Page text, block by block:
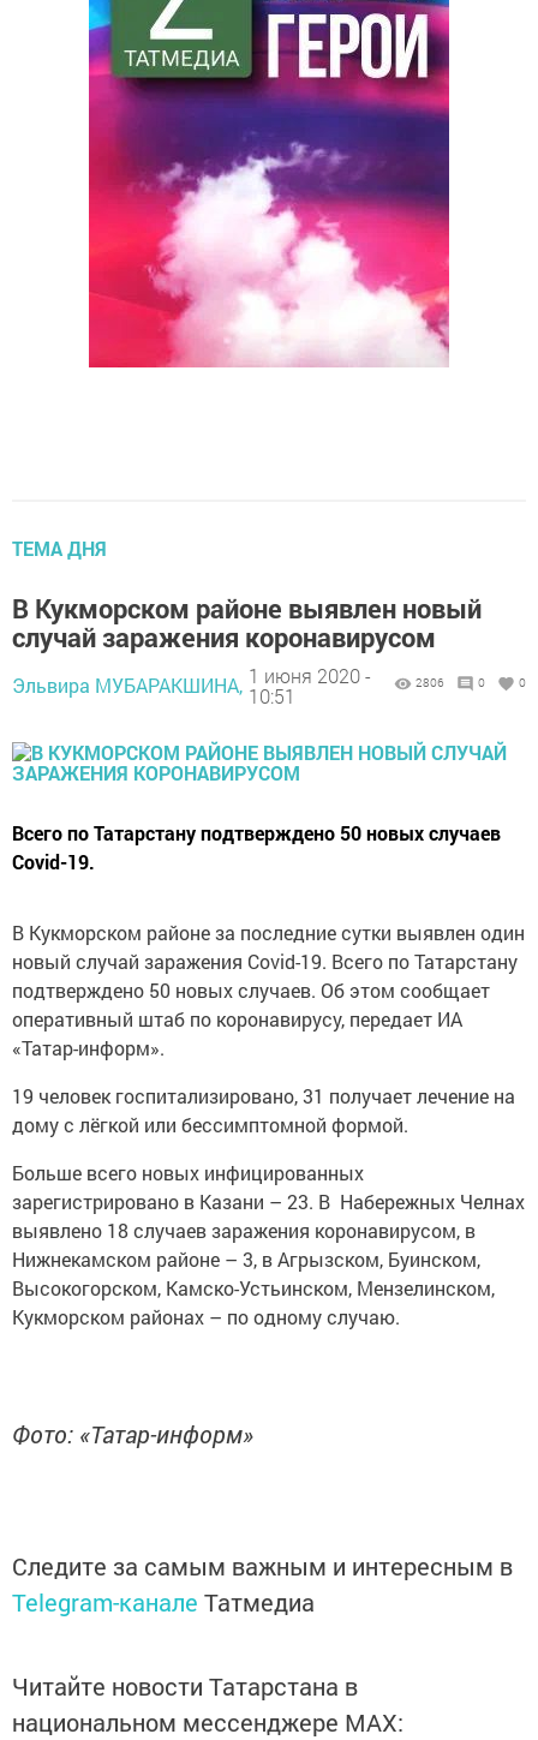
ТЕМА ДНЯ
В Кукморском районе выявлен новый
случай заражения коронавирусом
Эльвира МУБАРАКШИНА, 1 июня 2020 -
10:51
2806 0 0
Всего по Татарстану подтверждено 50 новых случаев
Covid-19.
В Кукморском районе за последние сутки выявлен один
новый случай заражения Covid-19. Всего по Татарстану
подтверждено 50 новых случаев. Об этом сообщает
оперативный штаб по коронавирусу, передает ИА
«Татар-информ».
19 человек госпитализировано, 31 получает лечение на
дому с лёгкой или бессимптомной формой.
Больше всего новых инфицированных
зарегистрировано в Казани – 23. В Набережных Челнах
выявлено 18 случаев заражения коронавирусом, в
Нижнекамском районе – 3, в Агрызском, Буинском,
Высокогорском, Камско-Устьинском, Мензелинском,
Кукморском районах – по одному случаю.
Фото: «Татар-информ»
Следите за самым важным и интересным в
Telegram-канале Татмедиа
Читайте новости Татарстана в
национальном мессенджере MАХ: